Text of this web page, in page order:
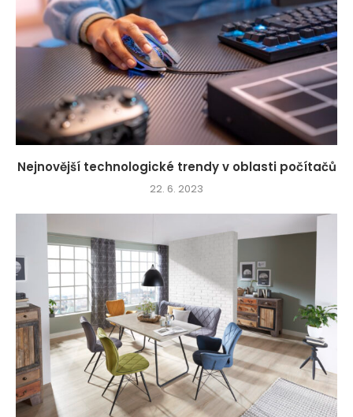
Nejnovější technologické trendy v oblasti počítačů
22. 6. 2023